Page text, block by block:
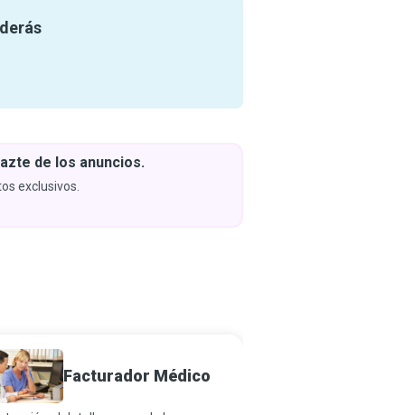
de los anuncios.
exclusivos.
Facturador Médico